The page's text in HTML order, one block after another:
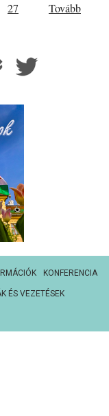
27
Tovább
KONFERENCIA
ÉS VEZETÉSEK